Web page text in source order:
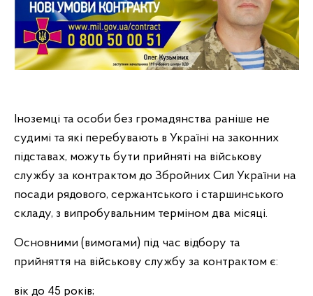
Іноземці та особи без громадянства раніше не
судимі та які перебувають в Україні на законних
підставах, можуть бути прийняті на військову
службу за контрактом до Збройних Сил України на
посади рядового, сержантського і старшинського
складу, з випробувальним терміном два місяці.
Основними (вимогами) під час відбору та
прийняття на військову службу за контрактом є:
вік до 45 років;